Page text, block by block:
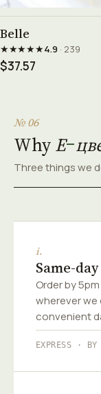
Belle
★★★★★4.9· 239
$37.57
№ 06
WhyЕ
Three things we
i.
Same-
Order by
wherever we
convenient
EXPRESS · BY